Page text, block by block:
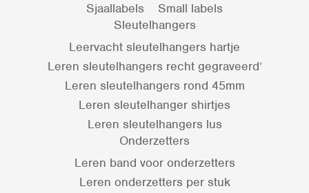
Sjaallabels
Small labels
Sleutelhangers
Leervacht sleutelhangers hartje
Leren sleutelhangers recht gegraveerd’
Leren sleutelhangers rond 45mm
Leren sleutelhanger shirtjes
Leren sleutelhangers lus
Onderzetters
Leren band voor onderzetters
Leren onderzetters per stuk